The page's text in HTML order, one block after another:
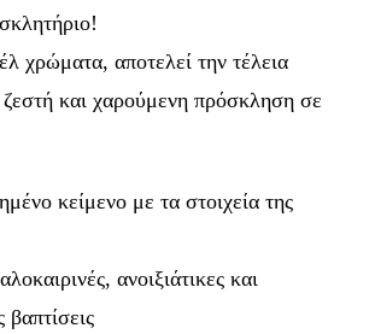
χρώματα, αποτελεί την τέλεια
ζεστή και χαρούμενη πρόσκληση σε
κείμενο με τα στοιχεία της
ανοιξιάτικες και
βαπτίσεις